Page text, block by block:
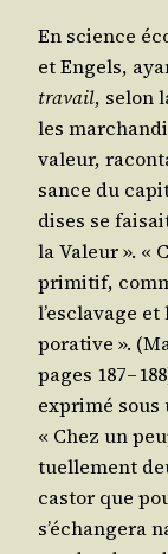
En science
et Engels,
tra­vail, selon
les
valeur,
sance du
dises se
la Valeur ». «
pri­mi­tif,
l’esclavage
po­ra­tive ».
pages 187 –
expri­mé sous
« Chez un
tuel­le­ment
cas­tor que
s’échangera